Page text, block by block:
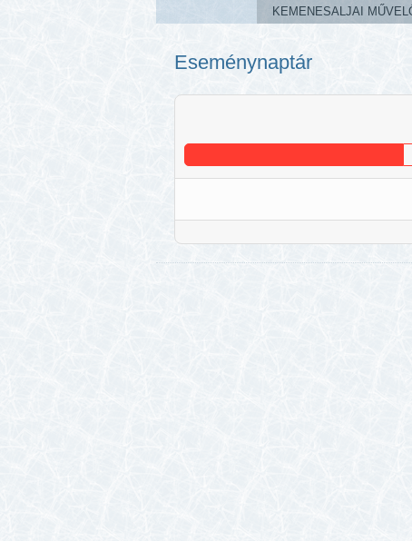
KEMENESALJAI
Eseménynaptár